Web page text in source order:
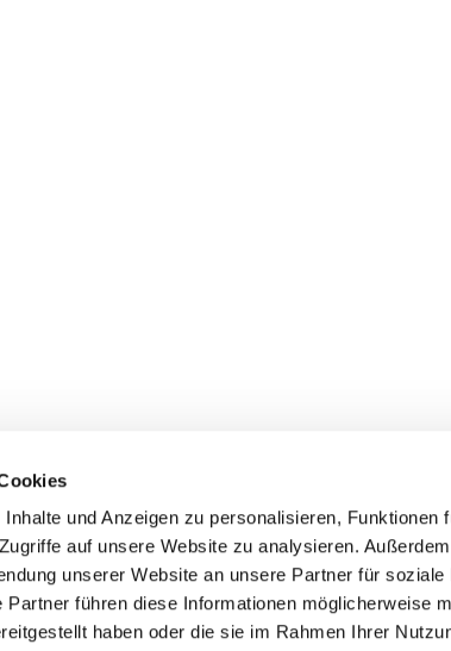
und Anzeigen zu personalisieren, Funktionen
auf unsere Website zu analysieren.
unserer Website an unsere Partner für soziale
Partner führen diese Informationen möglicherweise
haben oder die sie im Rahmen Ihrer